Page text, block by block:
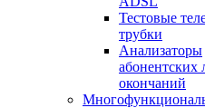
Тестовые
трубки
Анализаторы
абонентских
окончаний